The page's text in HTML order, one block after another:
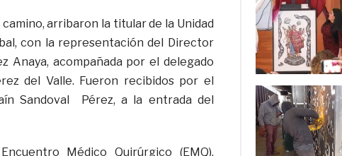
arribaron la titular de la Unidad
con la representación del Director
Anaya, acompañada por el delegado
del Valle. Fueron recibidos por el
Sandoval Pérez, a la entrada del
Médico Quirúrgico (EMQ),